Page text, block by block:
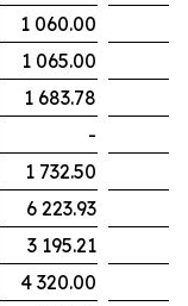
1 060.00
1 065.00
1 683.78
-
1 732.50
6 223.93
3 195.21
4 320.00